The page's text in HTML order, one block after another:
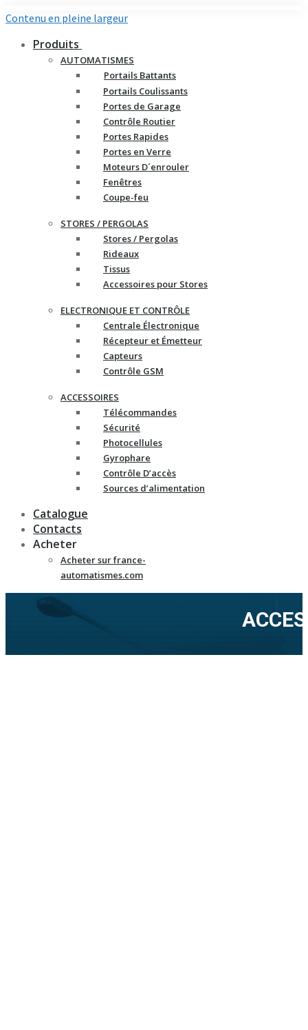
Contenu en pleine largeur
Produits
AUTOMATISMES
Portails Battants
Portails Coulissants
Portes de Garage
Contrôle Routier
Portes Rapides
Portes en Verre
Moteurs D´enrouler
Fenêtres
Coupe-feu
STORES / PERGOLAS
Stores / Pergolas
Rideaux
Tissus
Accessoires pour Stores
ELECTRONIQUE ET CONTRÔLE
Centrale Électronique
Récepteur et Émetteur
Capteurs
Contrôle GSM
ACCESSOIRES
Télécommandes
Sécurité
Photocellules
Gyrophare
Contrôle D’accès
Sources d’alimentation
Catalogue
Contacts
Acheter
Acheter sur france-
automatismes.com